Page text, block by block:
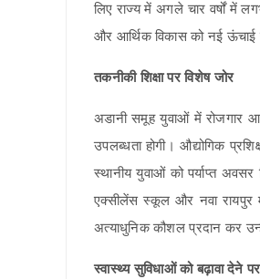
लिए राज्य में अगले चार वर्षों में
और आर्थिक विकास को नई ऊंचाई
तकनीकी शिक्षा पर विशेष जोर
अडानी समूह युवाओं में रोजगार
उपलब्धता होगी। औद्योगिक
स्थानीय युवाओं को पर्याप्त
एक्सीलेंस स्कूल और नवा रायपुर
अत्याधुनिक कौशल प्रदान कर उन्हें
स्वास्थ्य सुविधाओं को बढ़ावा देने